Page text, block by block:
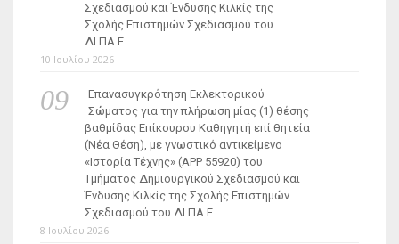
Σχεδιασμού και Ένδυσης Κιλκίς της
Σχολής Επιστημών Σχεδιασμού του
ΔΙ.ΠΑ.Ε.
10 Ιουλίου 2026
Επανασυγκρότηση Εκλεκτορικού
Σώματος για την πλήρωση μίας (1) θέσης
βαθμίδας Επίκουρου Καθηγητή επί θητεία
(Νέα Θέση), με γνωστικό αντικείμενο
«Ιστορία Τέχνης» (ΑΡΡ 55920) του
Τμήματος Δημιουργικού Σχεδιασμού και
Ένδυσης Κιλκίς της Σχολής Επιστημών
Σχεδιασμού του ΔΙ.ΠΑ.Ε.
8 Ιουλίου 2026